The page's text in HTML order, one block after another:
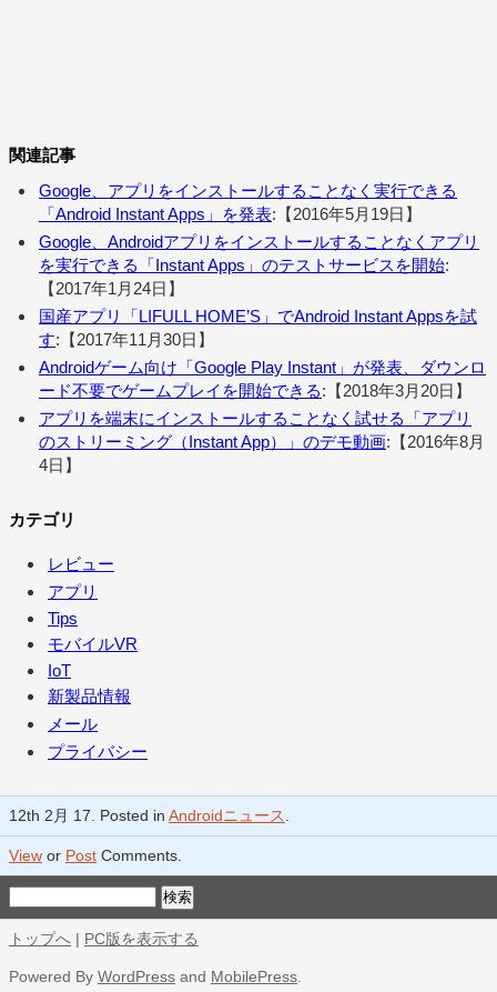
関連記事
Google、アプリをインストールすることなく実行できる
「Android Instant Apps」を発表:【2016年5月19日】
Google、Androidアプリをインストールすることなくアプリ
を実行できる「Instant Apps」のテストサービスを開始:
【2017年1月24日】
国産アプリ「LIFULL HOME’S」でAndroid Instant Appsを試
す:【2017年11月30日】
Androidゲーム向け「Google Play Instant」が発表、ダウンロ
ード不要でゲームプレイを開始できる:【2018年3月20日】
アプリを端末にインストールすることなく試せる「アプリ
のストリーミング（Instant App）」のデモ動画:【2016年8月
4日】
カテゴリ
レビュー
アプリ
Tips
モバイルVR
IoT
新製品情報
メール
プライバシー
12th 2月 17. Posted in Androidニュース
View or Post Comments.
トップへ | PC版を表示する
Powered By WordPress and MobilePress